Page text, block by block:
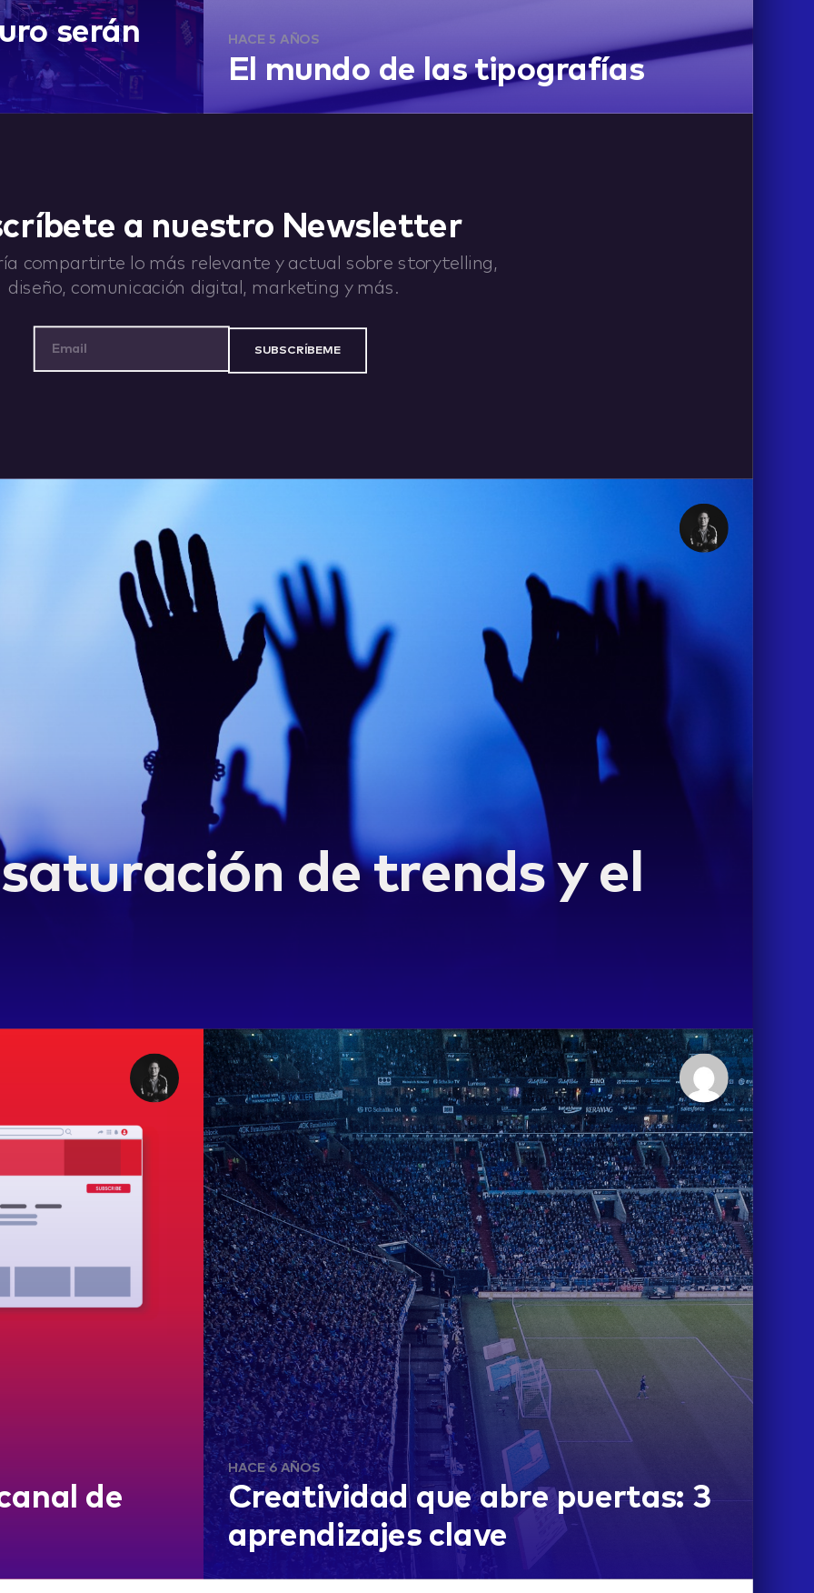
serán HACE 5 AÑOS
El mundo de las tipografías
a nuestro Newsletter
compartirte lo más relevante y actual sobre storytelling,
diseño, comunicación digital, marketing y más.
de trends y el
de
HACE 6 AÑOS
Creatividad que abre puertas: 3
aprendizajes clave